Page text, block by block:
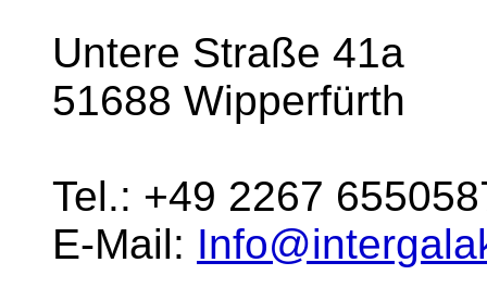
Untere Straße 41a
51688 Wipperfürth
Tel.: +49 2267
E-Mail: